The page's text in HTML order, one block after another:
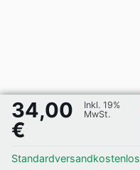
34,00
€
Inkl. 19%
MwSt.
Standardversandkostenlos